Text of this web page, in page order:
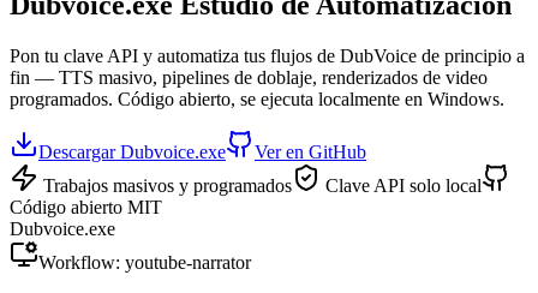
Pon tu clave API y automatiza tus flujos de DubVoice de principio a
fin — TTS masivo, pipelines de doblaje, renderizados de video
programados. Código abierto, se ejecuta localmente en Windows.
Descargar Dubvoice.exe
Ver en GitHub
Trabajos masivos y programados
Clave API solo local
Código abierto MIT
Dubvoice.exe
Workflow: youtube-narrator